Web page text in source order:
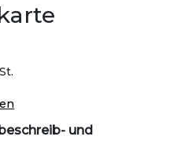
und